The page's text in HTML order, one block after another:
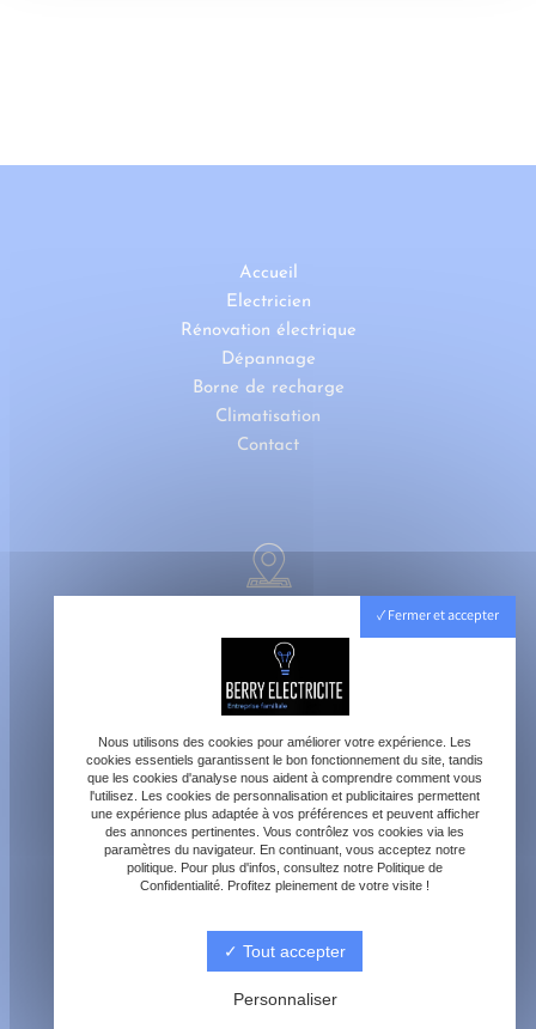
Accueil
Electricien
Rénovation électrique
Dépannage
Borne de recharge
Climatisation
Contact
contact@berry-electricite.fr
06 70 40 09 29
Fermer et accepter
Nous utilisons des cookies pour améliorer votre expérience. Les
cookies essentiels garantissent le bon fonctionnement du site, tandis
que les cookies d'analyse nous aident à comprendre comment vous
l'utilisez. Les cookies de personnalisation et publicitaires permettent
une expérience plus adaptée à vos préférences et peuvent afficher
des annonces pertinentes. Vous contrôlez vos cookies via les
paramètres du navigateur. En continuant, vous acceptez notre
politique. Pour plus d'infos, consultez notre Politique de
Confidentialité. Profitez pleinement de votre visite !
Tout accepter
Personnaliser